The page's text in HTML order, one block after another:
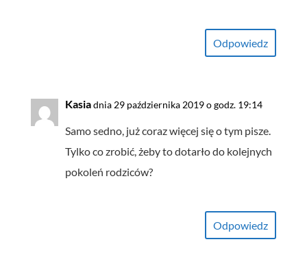
Odpowiedz
Kasiadnia 29 października 2019 o godz. 19:14
Samo sedno, już coraz więcej się o tym pisze.
Tylko co zrobić, żeby to dotarło do kolejnych
pokoleń rodziców?
Odpowiedz